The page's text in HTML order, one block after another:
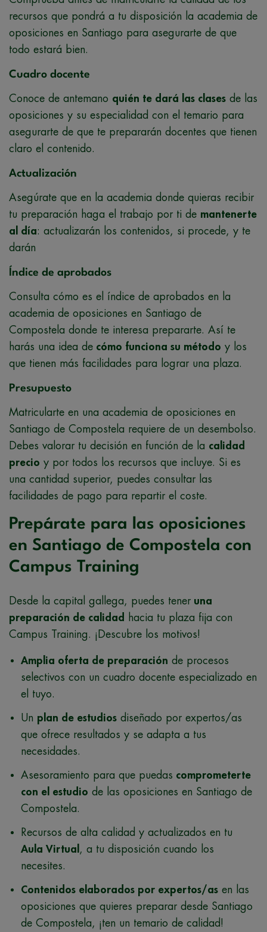
recursos que pondrá a tu disposición la academia de
oposiciones en Santiago para asegurarte de que
todo estará bien.
Cuadro docente
Conoce de antemano quién te dará las clases de las
oposiciones y su especialidad con el temario para
asegurarte de que te prepararán docentes que tienen
claro el contenido.
Actualización
Asegúrate que en la academia donde quieras recibir
tu preparación haga el trabajo por ti de mantenerte
al día: actualizarán los contenidos, si procede, y te
darán
Índice de aprobados
Consulta cómo es el índice de aprobados en la
academia de oposiciones en Santiago de
Compostela donde te interesa prepararte. Así te
harás una idea de cómo funciona su método y los
que tienen más facilidades para lograr una plaza.
Presupuesto
Matricularte en una academia de oposiciones en
Santiago de Compostela requiere de un desembolso.
Debes valorar tu decisión en función de la calidad
precio y por todos los recursos que incluye. Si es
una cantidad superior, puedes consultar las
facilidades de pago para repartir el coste.
Prepárate para las oposiciones
en Santiago de Compostela con
Campus Training
Desde la capital gallega, puedes tener una
preparación de calidad
hacia tu plaza fija con
Campus Training. ¡Descubre los motivos!
Amplia oferta de preparación de procesos
selectivos con un cuadro docente especializado en
el tuyo.
Un plan de estudios diseñado por expertos/as
que ofrece resultados y se adapta a tus
necesidades.
Asesoramiento para que puedas comprometerte
con el estudio de las oposiciones en Santiago de
Compostela.
Recursos de alta calidad y actualizados en tu
Aula Virtual , a tu disposición cuando los
necesites.
Contenidos elaborados por expertos/as en las
oposiciones que quieres preparar desde Santiago
de Compostela, ¡ten un temario de calidad!